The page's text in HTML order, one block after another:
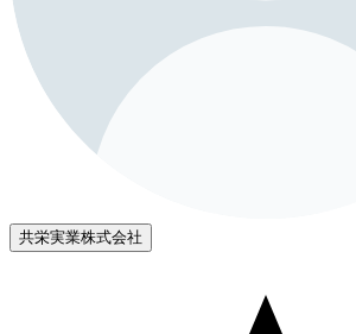
共栄実業株式会社